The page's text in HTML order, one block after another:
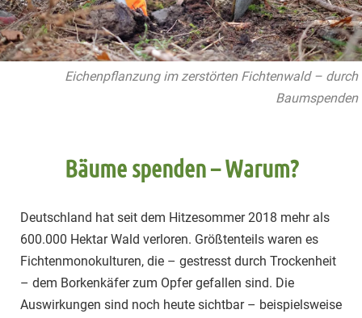
Eichenpflanzung im zerstörten Fichtenwald – durch
Baumspenden
Bäume spenden – Warum?
Deutschland hat seit dem Hitzesommer 2018 mehr als
600.000 Hektar Wald verloren. Größtenteils waren es
Fichtenmonokulturen, die – gestresst durch Trockenheit
– dem Borkenkäfer zum Opfer gefallen sind. Die
Auswirkungen sind noch heute sichtbar – beispielsweise